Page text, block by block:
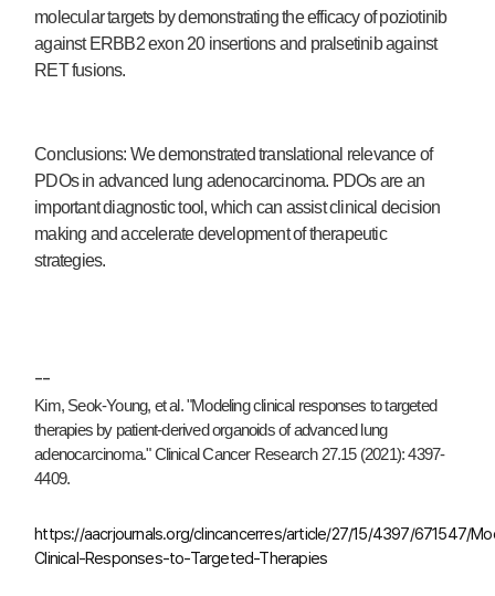
molecular targets by demonstrating the efficacy of poziotinib
against ERBB2 exon 20 insertions and pralsetinib against
RET fusions.
Conclusions: We demonstrated translational relevance of
PDOs in advanced lung adenocarcinoma. PDOs are an
important diagnostic tool, which can assist clinical decision
making and accelerate development of therapeutic
strategies.
--
Kim, Seok-Young, et al. "Modeling clinical responses to targeted
therapies by patient-derived organoids of advanced lung
adenocarcinoma." Clinical Cancer Research 27.15 (2021): 4397-
4409.
https://aacrjournals.org/clincancerres/article/27/15/4397/671547/
Clinical-Responses-to-Targeted-Therapies